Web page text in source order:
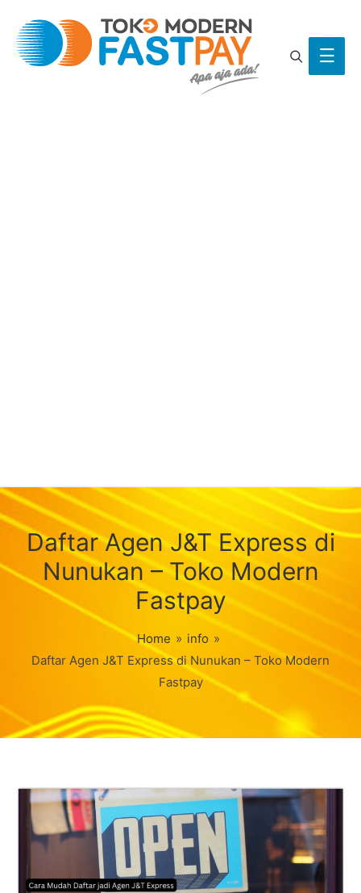
Main
Search
Daftar Agen J&T Express di
Nunukan – Toko Modern
Fastpay
Home » info »
Daftar Agen J&T Express di Nunukan – Toko Modern
Fastpay